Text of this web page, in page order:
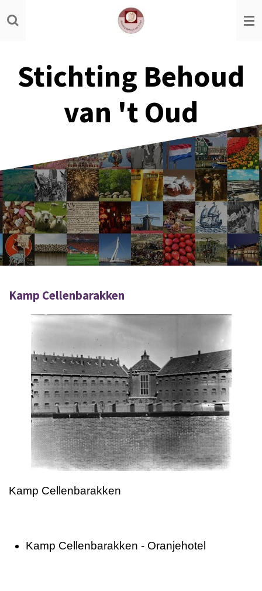
Ga
direct
hoofdinhoud
Stichting Behoud
van 't Oud
Kamp Cellenbarakken
Kamp Cellenbarakken
Kamp Cellenbarakken - Oranjehotel